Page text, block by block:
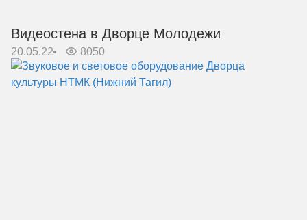
Видеостена в Дворце Молодежи
20.05.22 8050